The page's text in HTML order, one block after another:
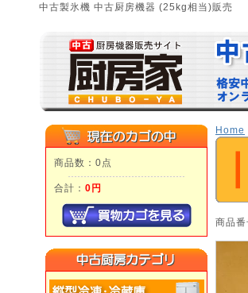
中古製氷機 中古厨房機器 (25kg相当)販売
商品数：0点
合計： 0円
Home
商品